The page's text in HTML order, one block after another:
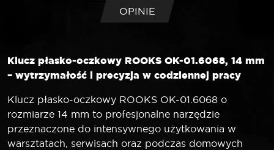
OPINIE
Klucz płasko-oczkowy ROOKS OK-01.6068, 14 mm
– wytrzymałość i precyzja w codziennej pracy
Klucz płasko-oczkowy ROOKS OK-01.6068 o
rozmiarze 14 mm to profesjonalne narzędzie
przeznaczone do intensywnego użytkowania w
warsztatach, serwisach oraz podczas domowych